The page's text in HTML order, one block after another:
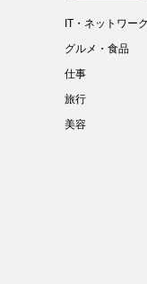
IT・ネットワーク
グルメ・食品
仕事
旅行
美容